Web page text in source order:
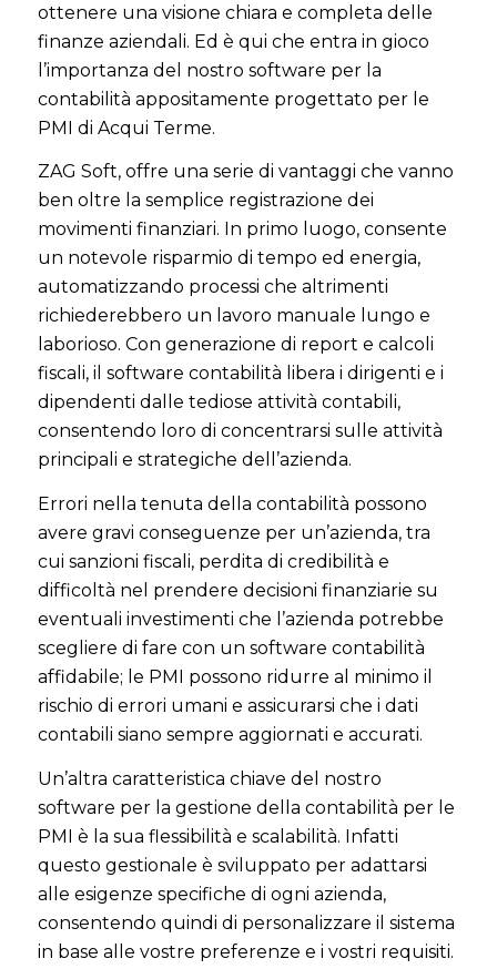
ottenere una visione chiara e completa delle
finanze aziendali. Ed è qui che entra in gioco
l’importanza del nostro software per la
contabilità appositamente progettato per le
PMI di Acqui Terme.
ZAG Soft, offre una serie di vantaggi che vanno
ben oltre la semplice registrazione dei
movimenti finanziari. In primo luogo, consente
un notevole risparmio di tempo ed energia,
automatizzando processi che altrimenti
richiederebbero un lavoro manuale lungo e
laborioso. Con generazione di report e calcoli
fiscali, il software contabilità libera i dirigenti e i
dipendenti dalle tediose attività contabili,
consentendo loro di concentrarsi sulle attività
principali e strategiche dell’azienda.
Errori nella tenuta della contabilità possono
avere gravi conseguenze per un’azienda, tra
cui sanzioni fiscali, perdita di credibilità e
difficoltà nel prendere decisioni finanziarie su
eventuali investimenti che l’azienda potrebbe
scegliere di fare con un software contabilità
affidabile; le PMI possono ridurre al minimo il
rischio di errori umani e assicurarsi che i dati
contabili siano sempre aggiornati e accurati.
Un’altra caratteristica chiave del nostro
software per la gestione della contabilità per le
PMI è la sua flessibilità e scalabilità. Infatti
questo gestionale è sviluppato per adattarsi
alle esigenze specifiche di ogni azienda,
consentendo quindi di personalizzare il sistema
in base alle vostre preferenze e i vostri requisiti.